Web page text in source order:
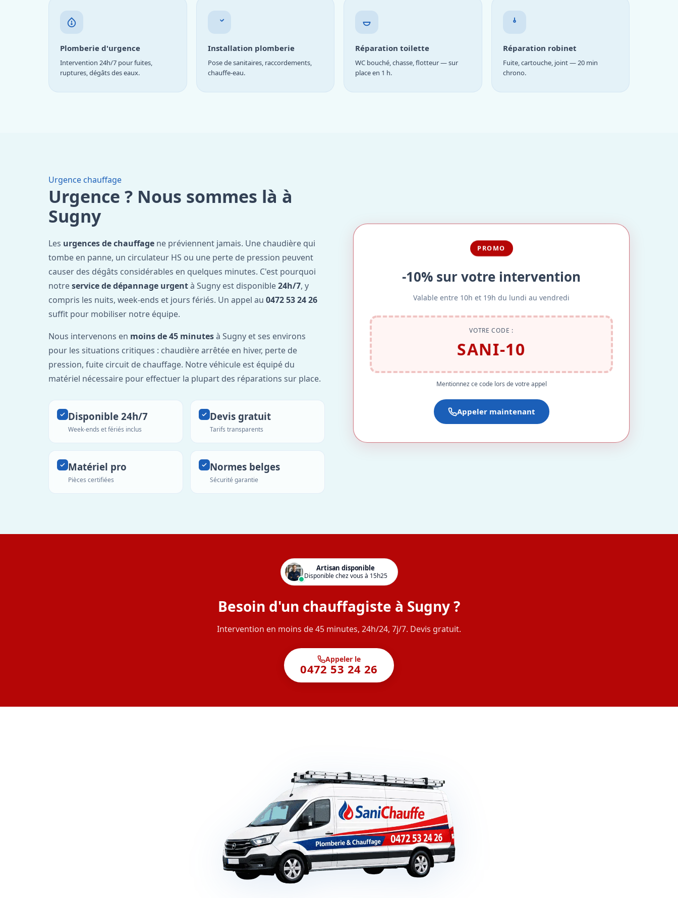
Plomberie d'urgence
Intervention 24h/7 pour fuites,
ruptures, dégâts des eaux.
Installation plomberie
Pose de sanitaires, raccordements,
chauffe-eau.
Réparation toilette
WC bouché, chasse, flotteur — sur
place en 1 h.
Réparation robinet
Fuite, cartouche, joint — 20 min
chrono.
Urgence chauffage
Urgence ? Nous sommes là à
Sugny
Les urgences de chauffage ne préviennent jamais. Une chaudière qui
tombe en panne, un circulateur HS ou une perte de pression peuvent
causer des dégâts considérables en quelques minutes. C'est pourquoi
notreservice de dépannage urgentà Sugny est disponible24h/7, y
compris les nuits, week-ends et jours fériés. Un appel au 0472 53 24 26
suffit pour mobiliser notre équipe.
Nous intervenons en moins de 45 minutesà Sugny et ses environs
pour les situations critiques : chaudière arrêtée en hiver, perte de
pression, fuite circuit de chauffage. Notre véhicule est équipé du
matériel nécessaire pour effectuer la plupart des réparations sur place.
Disponible 24h/7
Week-ends et fériés inclus
Devis gratuit
Tarifs transparents
Matériel pro
Pièces certifiées
Normes belges
Sécurité garantie
PROMO
-10% sur votre intervention
Valable entre 10h et 19h du lundi au vendredi
VOTRE CODE :
SANI-10
Mentionnez ce code lors de votre appel
Appeler maintenant
Artisan disponible
Disponible chez vous à 15h25
Besoin d'un chauffagiste à Sugny ?
Intervention en moins de 45 minutes, 24h/24, 7j/7. Devis gratuit.
Appeler le
0472 53 24 26